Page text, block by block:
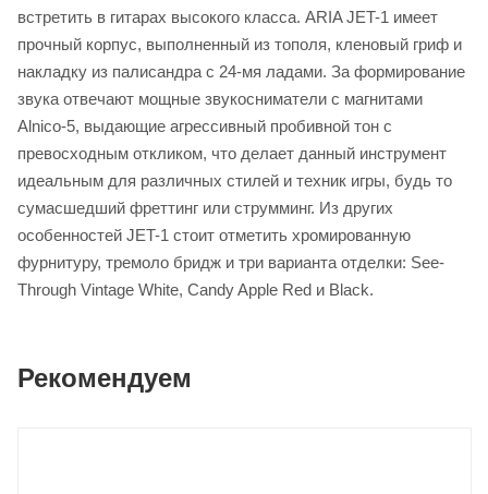
встретить в гитарах высокого класса. ARIA JET-1 имеет
прочный корпус, выполненный из тополя, кленовый гриф и
накладку из палисандра с 24-мя ладами. За формирование
звука отвечают мощные звукосниматели с магнитами
Alnico-5, выдающие агрессивный пробивной тон с
превосходным откликом, что делает данный инструмент
идеальным для различных стилей и техник игры, будь то
сумасшедший фреттинг или струмминг. Из других
особенностей JET-1 стоит отметить хромированную
фурнитуру, тремоло бридж и три варианта отделки: See-
Through Vintage White, Candy Apple Red и Black.
Рекомендуем